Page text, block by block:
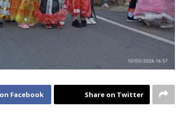
Facebook Share on Twitter